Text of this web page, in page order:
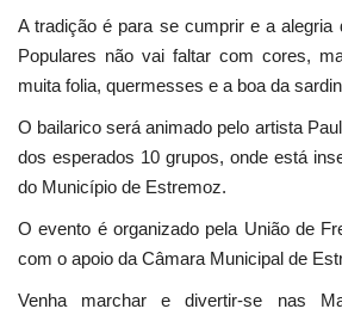
Cultura
Ambiente
A tradição é para se cumprir e a alegria
Populares não vai faltar com cores,
muita folia, quermesses e a boa da
O bailarico será animado pelo artista
dos esperados 10 grupos, onde está
do Município de Estremoz.
O evento é organizado pela União de
com o apoio da Câmara Municipal de
Venha marchar e divertir-se nas